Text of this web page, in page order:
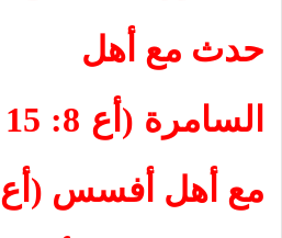
حدث مع أهل
مع أهل أفسس (أع 19: 5، 6).